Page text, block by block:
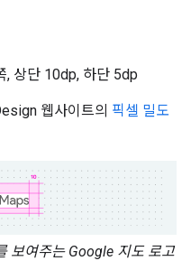
, 상단 10dp, 하단 5dp
웹사이트의 픽셀 밀도
보여주는 Google 지도 로고